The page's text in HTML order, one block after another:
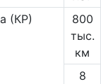
(КР)
800
тыс.
км
8